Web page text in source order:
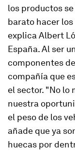
los productos
barato hacer los
explica Albert
España. Al ser
componentes
compañía que
el sector. "No lo
nuestra
el peso de los
añade que ya
huecas por